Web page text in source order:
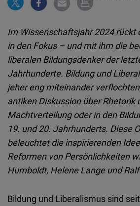
Im Wissenschaftsjahr 2024 rückt
in den Fokus – und mit ihm die
liberalen Bildungsdenker der
Jahrhunderte. Bildung und
jeher eng miteinander
antiken Diskussion über Rhetorik
Machtverteilung oder in den
19. und 20. Jahrhunderts. Diese
beleuchtet die inspirierenden
Reformen von Persönlichkeiten
Humboldt, Helene Lange und
Bildung und Liberalismus sind
Google
Maps
Embed
Cloudinary
Flickr
Embed
Newsletter2go
Embed
Embed